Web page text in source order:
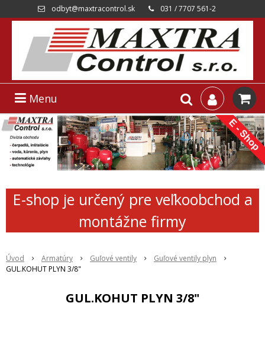
odbyt@maxtracontrol.sk 031 / 7707 561-2
Menu
E-shop je určený pre veľkoobchod a
montážne firmy
Úvod Armatúry Guľové ventily
Guľové ventily plyn
GUL.KOHUT PLYN 3/8"
GUL.KOHUT PLYN 3/8"